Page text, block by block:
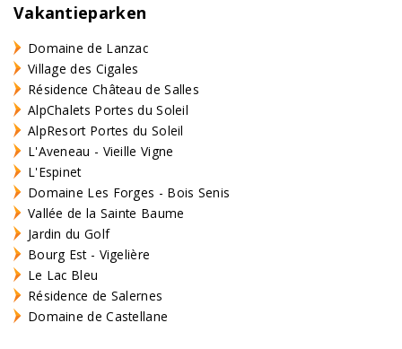
Vakantieparken
Domaine de Lanzac
Village des Cigales
Résidence Château de Salles
AlpChalets Portes du Soleil
AlpResort Portes du Soleil
L'Aveneau - Vieille Vigne
L'Espinet
Domaine Les Forges - Bois Senis
Vallée de la Sainte Baume
Jardin du Golf
Bourg Est - Vigelière
Le Lac Bleu
Résidence de Salernes
Domaine de Castellane